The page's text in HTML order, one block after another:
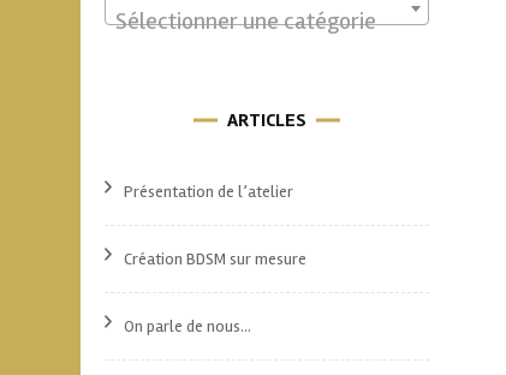
Sélectionner une catégorie
ARTICLES
Présentation de l’atelier
Création BDSM sur mesure
On parle de nous…